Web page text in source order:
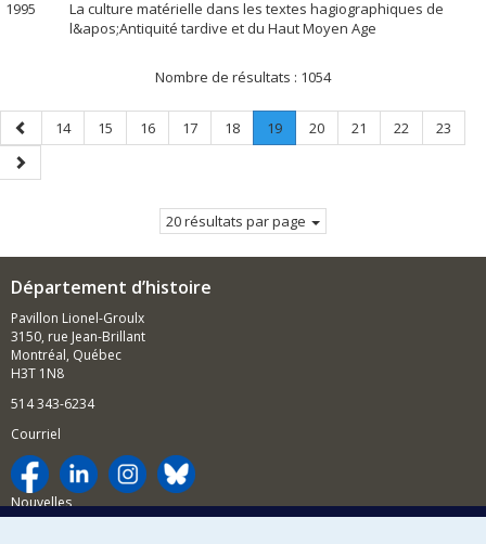
1995
La culture matérielle dans les textes hagiographiques de
l&apos;Antiquité tardive et du Haut Moyen Age
Nombre de résultats : 1054
Page
précédente
Page
14 Page
15 Page
16 Page
17 Page
18 Page
19.
Page
Page
20 Page
21 Page
22 Page
23
Page
suivante
20 résultats par page
Département d’histoire
Pavillon Lionel-Groulx
3150, rue Jean-Brillant
Montréal, Québec
H3T 1N8
514 343-6234
Courriel
Nouvelles